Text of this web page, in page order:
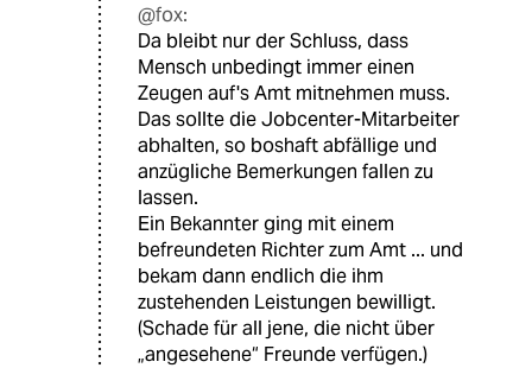
@fox:
Da bleibt nur der Schluss, dass
Mensch unbedingt immer einen
Zeugen auf's Amt mitnehmen muss.
Das sollte die Jobcenter-Mitarbeiter
abhalten, so boshaft abfällige und
anzügliche Bemerkungen fallen zu
lassen.
Ein Bekannter ging mit einem
befreundeten Richter zum Amt ... und
bekam dann endlich die ihm
zustehenden Leistungen bewilligt.
(Schade für all jene, die nicht über
„angesehene“ Freunde verfügen.)